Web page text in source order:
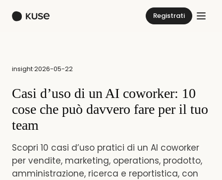
Registrati
insight·2026-05-22
Casi d’uso di un AI coworker: 10
cose che può davvero fare per il tuo
team
Scopri 10 casi d’uso pratici di un AI coworker
per vendite, marketing, operations, prodotto,
amministrazione, ricerca e reportistica, con